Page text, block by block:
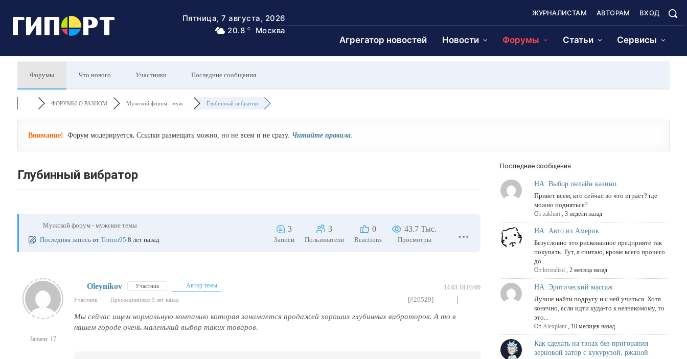
Пятница, 7 августа, 2026
20.8 C Москва
ЖУРНАЛИСТАМ АВТОРАМ ВХОД
Агрегатор новостей Новости Форумы Статьи Сервисы
Форумы Что нового Участники Последние сообщения
ФОРУМЫ О РАЗНОМ Мужской форум - муж... Глубинный вибратор
Внимание! Форум модерируется. Ссылки размещать можно, но не всем и не сразу. Читайте правила.
Глубинный вибратор
Мужской форум - мужские темы
Последняя запись от Torino95 8 лет назад
3
Записи
3
Пользователи
0
Reactions
43.7 Тыс.
Просмотры
Записи: 17
Oleynikov Участник Автор темы 14.03.18 03:00
Участник Присоединился: 9 лет назад [#20529]
Мы сейчас ищем нормальную компанию которая занимается продажей хороших глубинных вибраторов. А то в
нашем городе очень маленький выбор таких товаров.
Последние сообщения
НА: Выбор онлайн казино
Привет всем, кто сейчас во что играет? где
можно подняться?
Отzakhari ,3 недели назад
НА: Авто из Америк
Безусловно это рискованное предприяте так
покупать. Тут, я считаю, кроме всего прочего
до...
Отkristalisd ,2 месяца назад
НА: Эротический массаж
Лучше найти подругу и с ней учиться. Хотя
конечно, если идти куда-то к незнакомому, то
это...
ОтAlexplant , 10 месяцев назад
Как сделать на тэнах без пригорания
зерновой затор с кукурузой, ржаной